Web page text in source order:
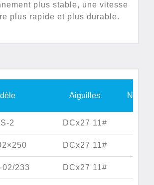
plus stable, une vitesse
plus rapide et plus durable.
Aiguilles
2 DCx27 11#
DCx27 11#
02/233 DCx27 11#